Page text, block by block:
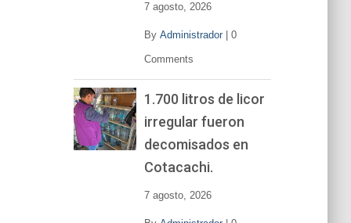
7 agosto, 2026
By Administrador| 0
Comments
1.700 litros de licor
irregular fueron
decomisados en
Cotacachi.
7 agosto, 2026